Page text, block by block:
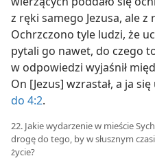
z ręki samego Jezusa, ale z
Ochrzczono tyle ludzi, że
pytali go nawet, do czego
w odpowiedzi wyjaśnił
On [Jezus] wzrastał, a ja
do 4:2.
22. Jakie wydarzenie w mieście
drogę do tego, by w słusznym
życie?